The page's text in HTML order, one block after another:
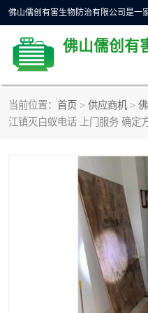
当前位置： 首页 > 供应商机 >
江镇灭白蚁电话 上门服务 确定
除四害公司
佛山灭白蚁公司
佛山除四害公司